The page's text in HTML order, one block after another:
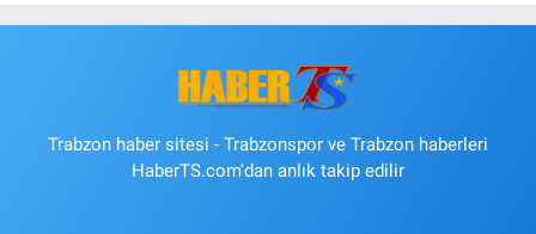
Trabzon haber sitesi - Trabzonspor ve Trabzon haberleri
HaberTS.com'dan anlık takip edilir